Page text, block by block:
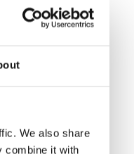
We also share
combine it with